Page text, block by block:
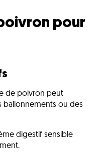
pour
de poivron peut
ballonnements ou des
digestif sensible